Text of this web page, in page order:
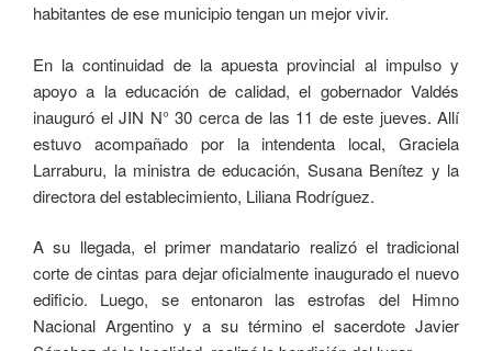
habitantes de ese municipio tengan un mejor vivir.
En la continuidad de la apuesta provincial al impulso y
apoyo a la educación de calidad, el gobernador Valdés
inauguró el JIN N° 30 cerca de las 11 de este jueves. Allí
estuvo acompañado por la intendenta local, Graciela
Larraburu, la ministra de educación, Susana Benítez y la
directora del establecimiento, Liliana Rodríguez.
A su llegada, el primer mandatario realizó el tradicional
corte de cintas para dejar oficialmente inaugurado el nuevo
edificio. Luego, se entonaron las estrofas del Himno
Nacional Argentino y a su término el sacerdote Javier